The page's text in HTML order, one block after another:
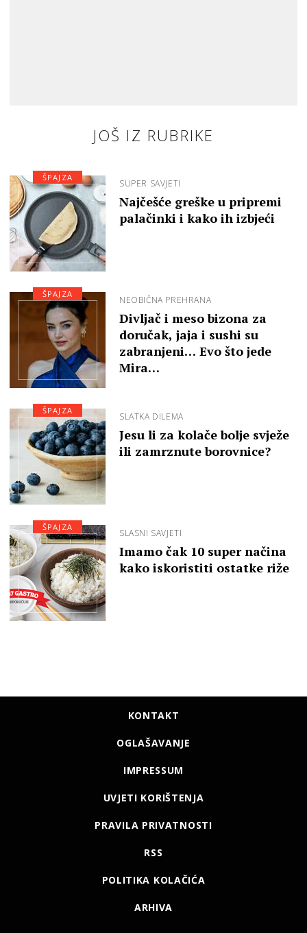
JOŠ IZ RUBRIKE
SUPER SAVJETI
Najčešće greške u pripremi
palačinki i kako ih izbjeći
ŠPAJZA
NEOBIČNA PREHRANA
Divljač i meso bizona za
doručak, jaja i sushi su
zabranjeni… Evo što jede
Mira…
ŠPAJZA
SLATKA DILEMA
Jesu li za kolače bolje svježe
ili zamrznute borovnice?
ŠPAJZA
SLASNI SAVJETI
Imamo čak 10 super načina
kako iskoristiti ostatke riže
ŠPAJZA
KONTAKT
OGLAŠAVANJE
IMPRESSUM
UVJETI KORIŠTENJA
PRAVILA PRIVATNOSTI
RSS
POLITIKA KOLAČIĆA
ARHIVA